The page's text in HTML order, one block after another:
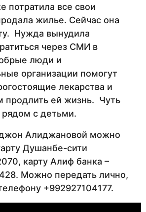
потратила все свои
жилье. Сейчас она
Нужда вынудила
через СМИ в
люди и
организации помогут
лекарства и
продлить ей жизнь. Чуть
с детьми.
Алиджановой можно
Душанбе-сити
карту Алиф банка –
Можно передать лично,
+992927104177.